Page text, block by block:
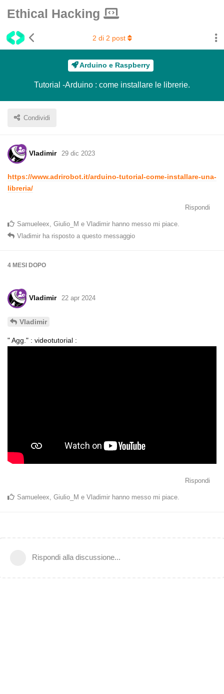
Ethical Hacking
Arduino e Raspberry
Tutorial -Arduino : come installare le librerie.
Condividi
2 di 2 post
Vladimir 29 dic 2023
https://www.adrirobot.it/arduino-tutorial-come-installare-una-
libreria/
Rispondi
Samueleex Giulio_M e Vladimir hanno messo mi piace
Vladimir ha risposto a questo messaggio
4 MESI DOPO
Vladimir 22 apr 2024
Vladimir
" Agg." : videotutorial :
Rispondi
Samueleex Giulio_M e Vladimir hanno messo mi piace
Rispondi alla discussione...